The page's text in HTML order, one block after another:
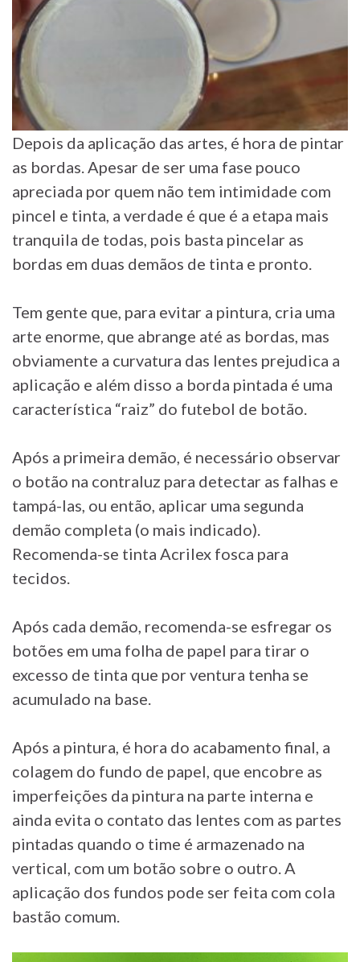
Depois da aplicação das artes, é hora de pintar
as bordas. Apesar de ser uma fase pouco
apreciada por quem não tem intimidade com
pincel e tinta, a verdade é que é a etapa mais
tranquila de todas, pois basta pincelar as
bordas em duas demãos de tinta e pronto.
Tem gente que, para evitar a pintura, cria uma
arte enorme, que abrange até as bordas, mas
obviamente a curvatura das lentes prejudica a
aplicação e além disso a borda pintada é uma
característica “raiz” do futebol de botão.
Após a primeira demão, é necessário observar
o botão na contraluz para detectar as falhas e
tampá-las, ou então, aplicar uma segunda
demão completa (o mais indicado).
Recomenda-se tinta Acrilex fosca para
tecidos.
Após cada demão, recomenda-se esfregar os
botões em uma folha de papel para tirar o
excesso de tinta que por ventura tenha se
acumulado na base.
Após a pintura, é hora do acabamento final, a
colagem do fundo de papel, que encobre as
imperfeições da pintura na parte interna e
ainda evita o contato das lentes com as partes
pintadas quando o time é armazenado na
vertical, com um botão sobre o outro. A
aplicação dos fundos pode ser feita com cola
bastão comum.